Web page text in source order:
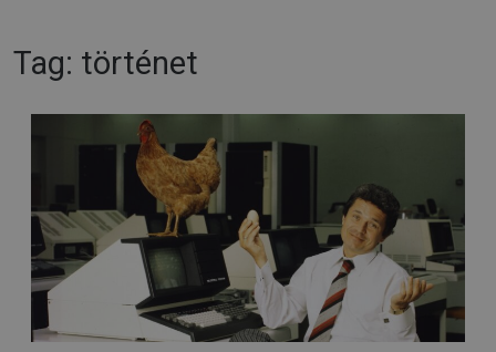
Tag: történet